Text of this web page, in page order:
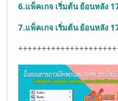
6.แพ็คเกจ เริ่มต้น ย้อนหลัง
7.แพ็คเกจ เริ่มต้น ย้อนหลัง